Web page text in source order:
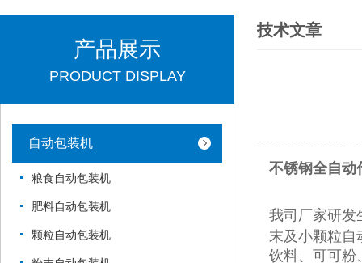
产品展示
PRODUCT DISPLAY
自动包装机
粮食自动包装机
肥料自动包装机
颗粒自动包装机
技术文章
不锈钢全自动
我司厂家研发
末及小颗粒自
饮料、可可粉